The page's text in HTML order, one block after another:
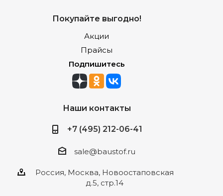
Покупайте выгодно!
Акции
Прайсы
Подпишитесь
Наши контакты
+7 (495) 212-06-41
sale@baustof.ru
Россия, Москва, Новоостаповская
д.5, стр.14